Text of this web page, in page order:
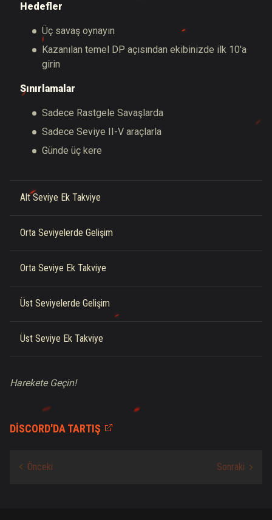
Hedefler
Üç savaş oynayın
Kazanılan temel DP açısından ekibinizde ilk 10'a
girin
Sınırlamalar
Sadece Rastgele Savaşlarda
Sadece Seviye II-V araçlarla
Günde üç kere
Alt Seviye Ek Takviye
Orta Seviyelerde Gelişim
Orta Seviye Ek Takviye
Üst Seviyelerde Gelişim
Üst Seviye Ek Takviye
Harekete Geçin!
DISCORD'DA TARTIŞ